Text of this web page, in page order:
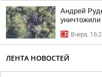
Андрей
Вчера,
ЛЕНТА НОВОСТЕЙ